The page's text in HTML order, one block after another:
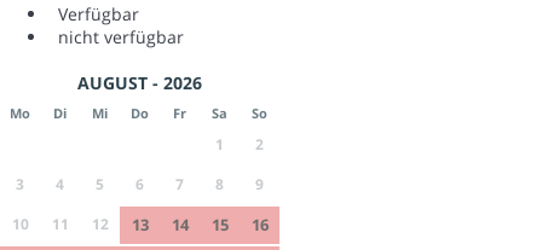
Verfügbar
nicht verfügbar
AUGUST - 2026
Mo Di Mi Do Fr Sa So
1
2
3
4 5 6 7 8
9
10
11 12 13 14 15
16